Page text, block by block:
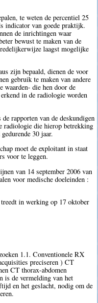
te weten de percentiel 25
indicator van goede praktijk.
de inrichtingen waar
bewust te maken van de
laagst mogelijke
zijn bepaald, dienen de voor
gebruik te maken van andere
waarden- die hen door de
in de radiologie worden
rapporten van de deskundigen
radiologie die hierop betrekking
30 jaar.
moet de exploitant in staat
voor te leggen.
van 14 september 2006 van
voor medische doeleinden :
in werking op 17 oktober
1.1. Conventionele RX
preciseren ) CT
CT thorax-abdomen
is de vermelding van het
en het geslacht, nodig om de